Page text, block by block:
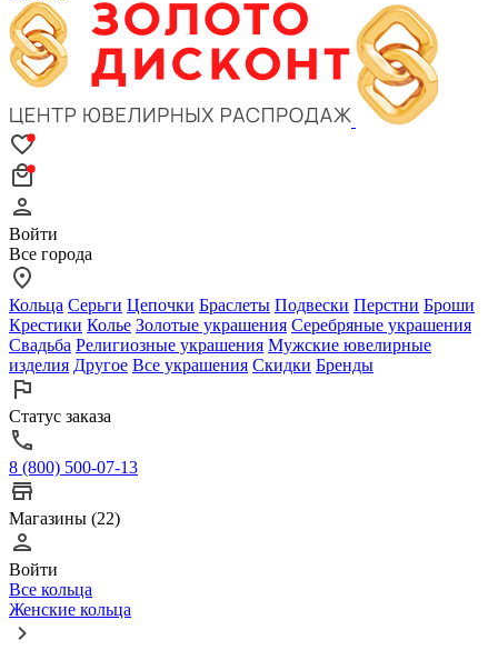
Войти
Все города
Кольца Серьги Цепочки Браслеты Подвески Перстни Броши
Крестики Колье Золотые украшения Серебряные украшения
Свадьба Религиозные украшения Мужские ювелирные
изделия Другое Все украшения Скидки Бренды
Статус заказа
8 (800) 500-07-13
Магазины (22)
Войти
Все кольца
Женские кольца